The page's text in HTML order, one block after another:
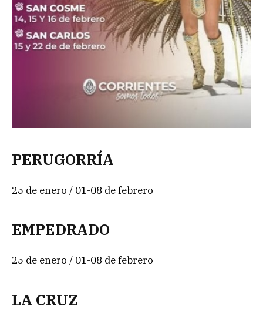
PERUGORRÍA
25 de enero / 01-08 de febrero
EMPEDRADO
25 de enero / 01-08 de febrero
LA CRUZ